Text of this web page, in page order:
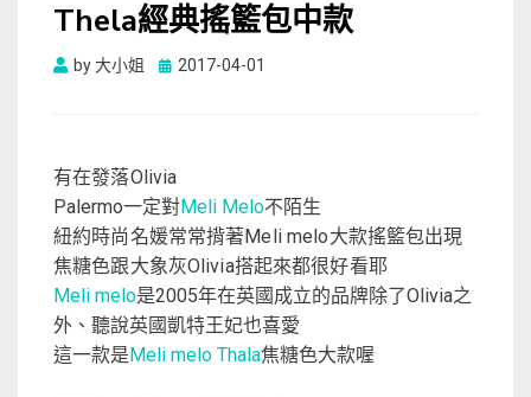
Thela經典搖籃包中款
by大小姐
Posted
2017-04-01
有在發落Olivia
Palermo一定對Meli Melo不陌生
紐約時尚名媛常常揹著Meli melo大款搖籃包出現
焦糖色跟大象灰Olivia搭起來都很好看耶
Meli melo是2005年在英國成立的品牌除了Olivia之
外、聽說英國凱特王妃也喜愛
這一款是 Meli melo Thala焦糖色大款喔